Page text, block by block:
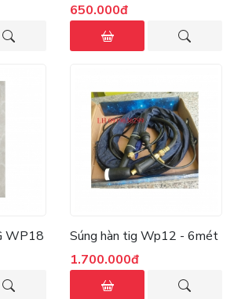
650.000đ
WP18
Súng hàn tig Wp12 - 6mét
1.700.000đ